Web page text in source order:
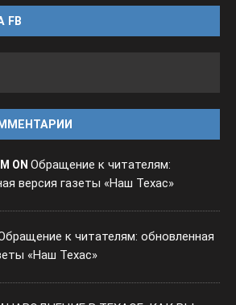
FB
ON Обращение к читателям:
версия газеты «Наш Техас»
к читателям: обновленная
«Наш Техас»